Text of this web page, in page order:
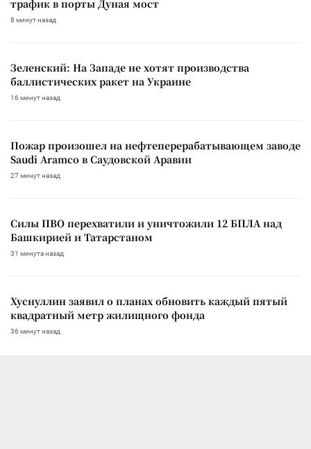
трафик в порты Дуная мост
8 минут назад
Зеленский: На Западе не хотят производства
баллистических ракет на Украине
16 минут назад
Пожар произошел на нефтеперерабатывающем заводе
Saudi Aramco в Саудовской Аравии
27 минут назад
Силы ПВО перехватили и уничтожили 12 БПЛА над
Башкирией и Татарстаном
31 минута назад
Хуснуллин заявил о планах обновить каждый пятый
квадратный метр жилищного фонда
36 минут назад